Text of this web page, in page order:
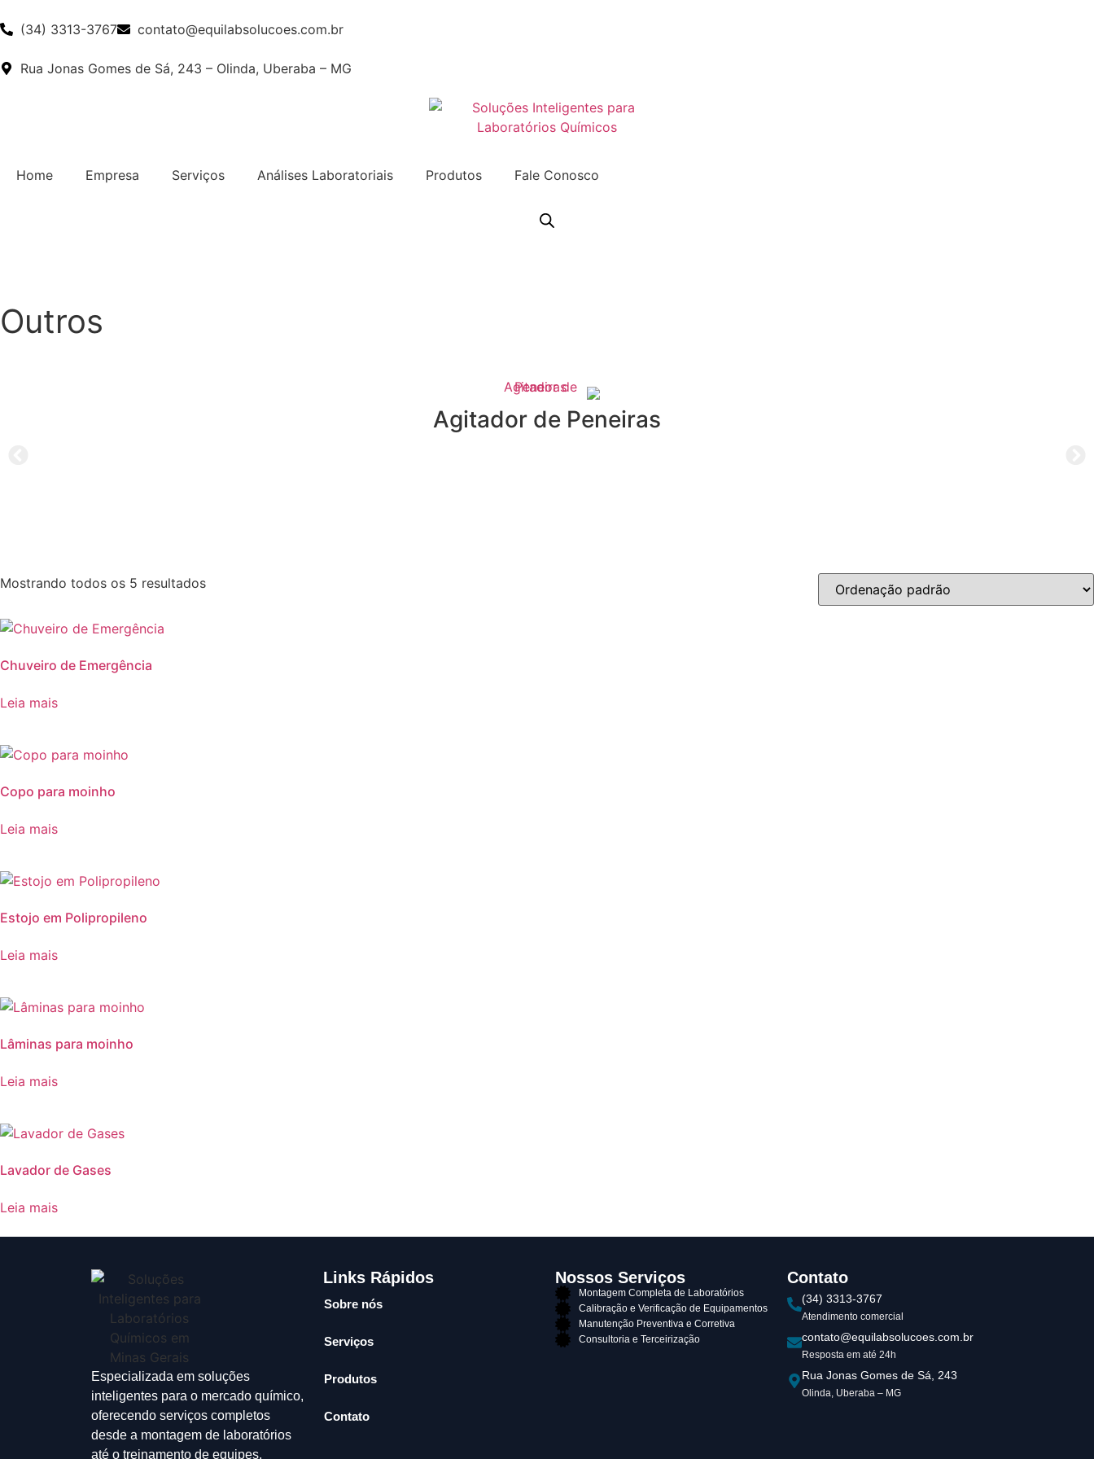
(34) 3313-3767 contato@equilabsolucoes.com.br
Rua Jonas Gomes de Sá, 243 – Olinda, Uberaba – MG
Home Empresa Serviços Análises Laboratoriais Produtos Fale Conosco
Outros
Agitador de Peneiras
Mostrando todos os 5 resultados
Chuveiro de Emergência
Leia mais
Copo para moinho
Leia mais
Estojo em Polipropileno
Leia mais
Lâminas para moinho
Leia mais
Lavador de Gases
Leia mais
Especializada em soluções
inteligentes para o mercado químico,
oferecendo serviços completos
desde a montagem de laboratórios
até o treinamento de equipes.
Links Rápidos
Sobre nós
Serviços
Produtos
Contato
Nossos Serviços
Montagem Completa de Laboratórios
Calibração e Verificação de Equipamentos
Manutenção Preventiva e Corretiva
Consultoria e Terceirização
Contato
(34) 3313-3767
Atendimento comercial
contato@equilabsolucoes.com.br
Resposta em até 24h
Rua Jonas Gomes de Sá, 243
Olinda, Uberaba – MG